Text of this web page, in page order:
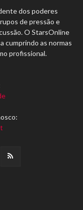
dos poderes
de pressão e
O StarsOnline
cumprindo as normas
profissional.